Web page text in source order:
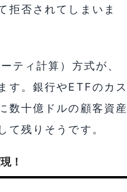
拒否されてしまいま
ティ計算）方式が、
す。銀行やETFのカス
数十億ドルの顧客資産
て残りそうです。
！